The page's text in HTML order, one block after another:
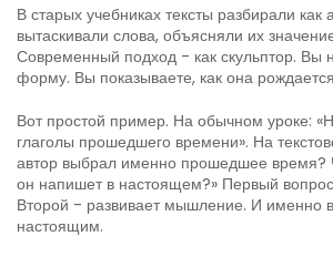
В старых учебниках тексты разбирали как
вытаскивали слова, объясняли их
Современный подход - как скульптор. Вы
форму. Вы показываете, как она
Вот простой пример. На обычном уроке:
глаголы прошедшего времени». На
автор выбрал именно прошедшее время?
он напишет в настоящем?» Первый
Второй - развивает мышление. И именно
настоящим.